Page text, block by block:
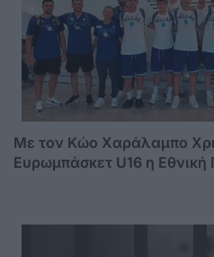
Με τον Κώο Χαράλαμπο
Ευρωμπάσκετ U16 η Εθνική